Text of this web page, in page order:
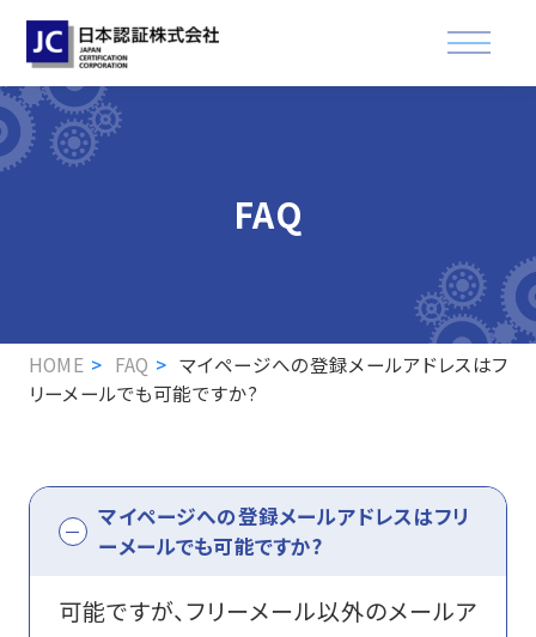
資格認証試験
企業情報
お知らせ
資格取得された方へ
FAQ
HOME FAQ
マイページへの登録メールアドレスはフ
リーメールでも可能ですか?
マイページへの登録メールアドレスはフリ
ーメールでも可能ですか?
可能ですが、フリーメール以外のメールア